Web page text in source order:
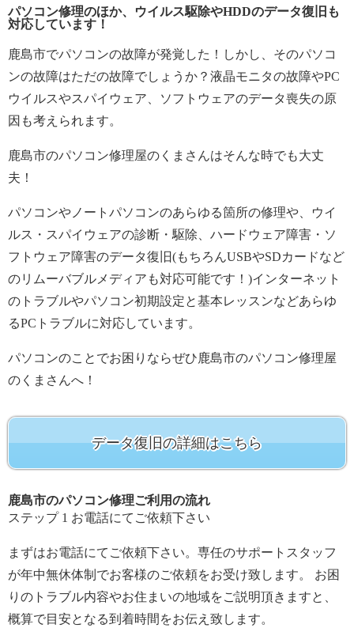
パソコン修理のほか、ウイルス駆除やHDDのデータ復旧も
対応しています！
鹿島市でパソコンの故障が発覚した！しかし、そのパソコ
ンの故障はただの故障でしょうか？液晶モニタの故障やPC
ウイルスやスパイウェア、ソフトウェアのデータ喪失の原
因も考えられます。
鹿島市のパソコン修理屋のくまさんはそんな時でも大丈
夫！
パソコンやノートパソコンのあらゆる箇所の修理や、ウイ
ルス・スパイウェアの診断・駆除、ハードウェア障害・ソ
フトウェア障害のデータ復旧(もちろんUSBやSDカードなど
のリムーバブルメディアも対応可能です！)インターネット
のトラブルやパソコン初期設定と基本レッスンなどあらゆ
るPCトラブルに対応しています。
パソコンのことでお困りならぜひ鹿島市のパソコン修理屋
のくまさんへ！
データ復旧の詳細はこちら
鹿島市のパソコン修理ご利用の流れ
ステップ 1 お電話にてご依頼下さい
まずはお電話にてご依頼下さい。専任のサポートスタッフ
が年中無休体制でお客様のご依頼をお受け致します。 お困
りのトラブル内容やお住まいの地域をご説明頂きますと、
概算で目安となる到着時間をお伝え致します。